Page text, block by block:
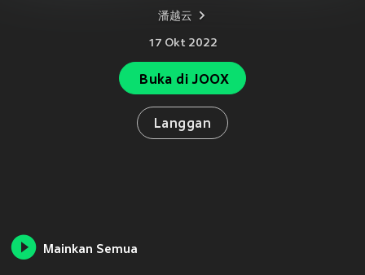
潘越云
17 Okt 2022
Buka di JOOX
Langgan
Mainkan Semua